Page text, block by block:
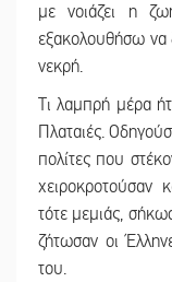
με νοιάζει η
εξακολουθήσω να
νεκρή.
Τι λαμπρή μέρα
Πλαταιές.
πολίτες που
χειροκροτούσαν
τότε μεμιάς,
ζήτωσαν οι
του.